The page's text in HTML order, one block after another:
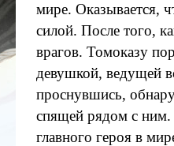
мире. Оказывается,
силой. После того,
врагов. Томоказу
девушкой, ведущей
проснувшись,
спящей рядом с ним.
главного героя в